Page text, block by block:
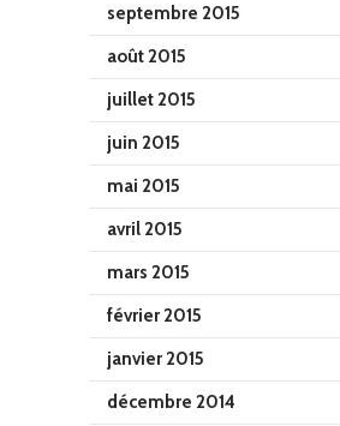
septembre 2015
août 2015
juillet 2015
juin 2015
mai 2015
avril 2015
mars 2015
février 2015
janvier 2015
décembre 2014